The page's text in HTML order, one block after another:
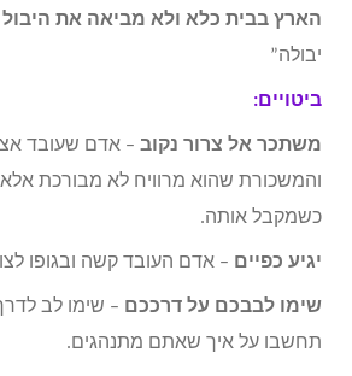
הארץ בבית כלא ולא מביאה את
יבולה”
ביטויים:
משתכר אל צרור נקוב – אדם שעובד
והמשכורת שהוא מרוויח לא מבורכת
כשמקבל אותה.
יגיע כפיים – אדם העובד קשה ובגופו
שימו לבבכם על דרככם – שימו לב
תחשבו על איך שאתם מתנהגים.